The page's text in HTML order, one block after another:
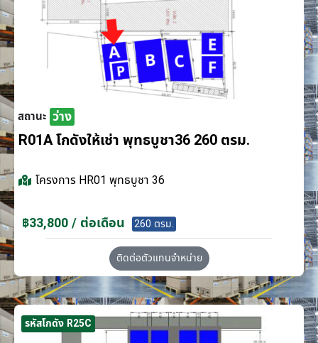
สถานะ ว่าง
R01A โกดังให้เช่า พุทธบูชา36 260 ตรม.
โครงการ HR01 พุทธบูชา 36
฿33,800 / ต่อเดือน 260 ตรม.
ติดต่อตัวแทนจำหน่าย
รหัสโกดัง R25C